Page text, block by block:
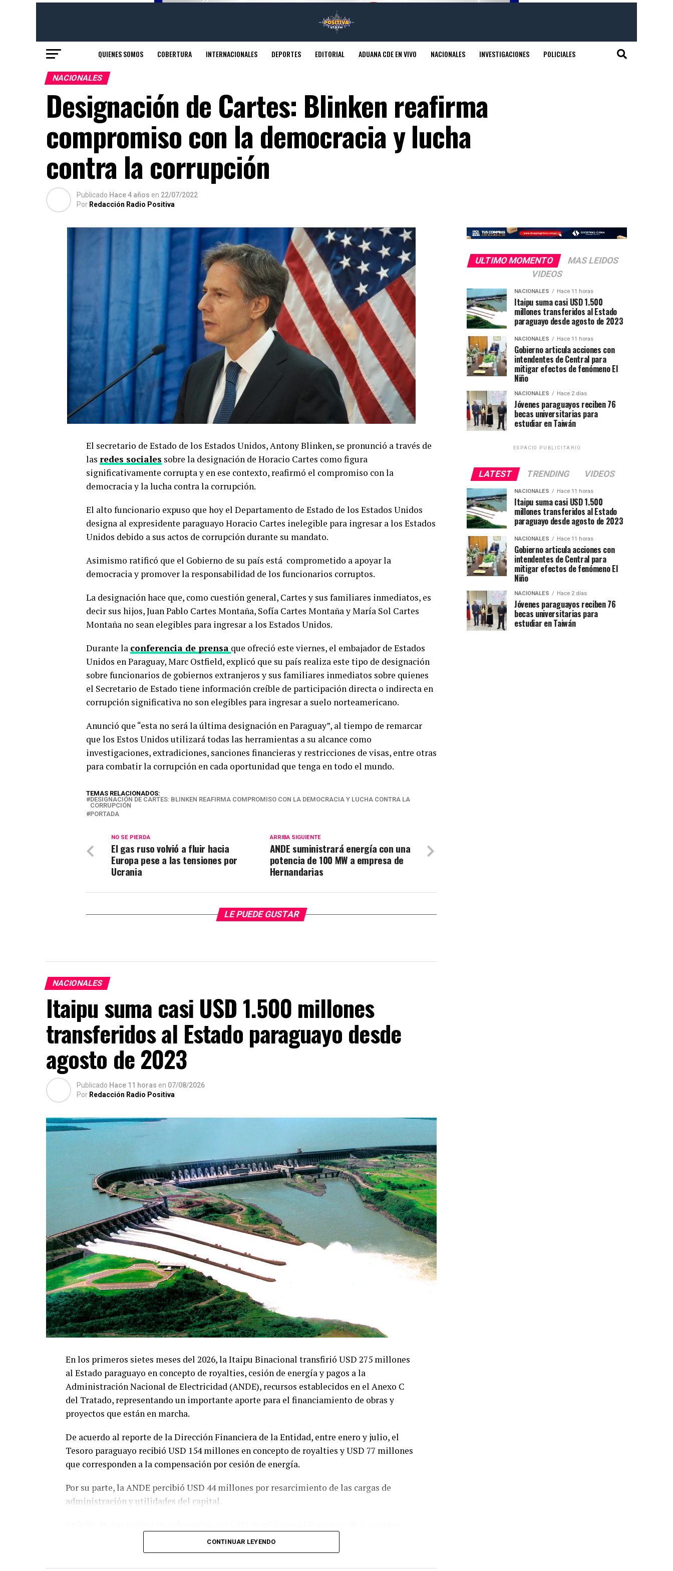
QUIENES SOMOS COBERTURA INTERNACIONALES DEPORTES EDITORIAL ADUANA CDE EN VIVO NACIONALES INVESTIGACIONES POLICIALES
NACIONALES
Designación de Cartes: Blinken reafirma
compromiso con la democracia y lucha
contra la corrupción
Publicado Hace 4 años en 22/07/2022
Por Redacción Radio Positiva
El secretario de Estado de los Estados Unidos, Antony Blinken, se pronunció a través de
las redes sociales sobre la designación de Horacio Cartes como figura
significativamente corrupta y en ese contexto, reafirmó el compromiso con la
democracia y la lucha contra la corrupción.
El alto funcionario expuso que hoy el Departamento de Estado de los Estados Unidos
designa al expresidente paraguayo Horacio Cartes inelegible para ingresar a los Estados
Unidos debido a sus actos de corrupción durante su mandato.
Asimismo ratificó que el Gobierno de su país está comprometido a apoyar la
democracia y promover la responsabilidad de los funcionarios corruptos.
La designación hace que, como cuestión general, Cartes y sus familiares inmediatos, es
decir sus hijos, Juan Pablo Cartes Montaña, Sofía Cartes Montaña y María Sol Cartes
Montaña no sean elegibles para ingresar a los Estados Unidos.
Durante la conferencia de prensa que ofreció este viernes, el embajador de Estados
Unidos en Paraguay, Marc Ostfield, explicó que su país realiza este tipo de designación
sobre funcionarios de gobiernos extranjeros y sus familiares inmediatos sobre quienes
el Secretario de Estado tiene información creíble de participación directa o indirecta en
corrupción significativa no son elegibles para ingresar a suelo norteamericano.
Anunció que “esta no será la última designación en Paraguay”, al tiempo de remarcar
que los Estos Unidos utilizará todas las herramientas a su alcance como
investigaciones, extradiciones, sanciones financieras y restricciones de visas, entre otras
para combatir la corrupción en cada oportunidad que tenga en todo el mundo.
TEMAS RELACIONADOS:
DESIGNACIÓN DE CARTES: BLINKEN REAFIRMA COMPROMISO CON LA DEMOCRACIA Y LUCHA CONTRA LA
CORRUPCIÓN
PORTADA
ARRIBA SIGUIENTE
ANDE suministrará energía con una
potencia de 100 MW a empresa de
Hernandarias
NO SE PIERDA
El gas ruso volvió a fluir hacia
Europa pese a las tensiones por
Ucrania
LE PUEDE GUSTAR
NACIONALES
Itaipu suma casi USD 1.500 millones
transferidos al Estado paraguayo desde
agosto de 2023
Publicado Hace 11 horas en 07/08/2026
Por Redacción Radio Positiva
En los primeros sietes meses del 2026, la Itaipu Binacional transfirió USD 275 millones
al Estado paraguayo en concepto de royalties, cesión de energía y pagos a la
Administración Nacional de Electricidad (ANDE), recursos establecidos en el Anexo C
del Tratado, representando un importante aporte para el financiamiento de obras y
proyectos que están en marcha.
De acuerdo al reporte de la Dirección Financiera de la Entidad, entre enero y julio, el
Tesoro paraguayo recibió USD 154 millones en concepto de royalties y USD 77 millones
que corresponden a la compensación por cesión de energía.
Por su parte, la ANDE percibió USD 44 millones por resarcimiento de las cargas de
administración y utilidades del capital.
USD 22 millones correspondieron a royalties, USD 12 millones a compensación por
cesión de energía y USD 1,7 millones destinados a la ANDE en concepto de
resarcimiento.
CONTINUAR LEYENDO
ULTIMO MOMENTO
MAS LEIDOS
VIDEOS
NACIONALES Hace 11 horas
Itaipu suma casi USD 1.500
millones transferidos al Estado
paraguayo desde agosto de 2023
NACIONALES Hace 11 horas
Gobierno articula acciones con
intendentes de Central para
mitigar efectos de fenómeno El
Niño
NACIONALES Hace 2 días
Jóvenes paraguayos reciben 76
becas universitarias para
estudiar en Taiwán
ESPACIO PUBLICITARIO
LATEST TRENDING VIDEOS
NACIONALES Hace 11 horas
Itaipu suma casi USD 1.500
millones transferidos al Estado
paraguayo desde agosto de 2023
NACIONALES Hace 11 horas
Gobierno articula acciones con
intendentes de Central para
mitigar efectos de fenómeno El
Niño
NACIONALES Hace 2 días
Jóvenes paraguayos reciben 76
becas universitarias para
estudiar en Taiwán